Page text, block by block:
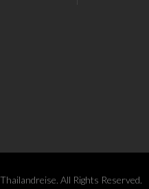
All Rights Reserved.